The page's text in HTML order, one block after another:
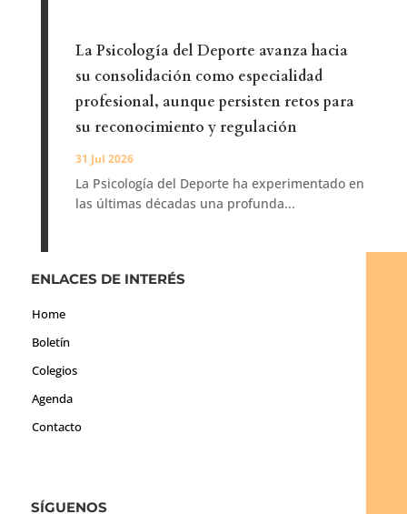
La Psicología del Deporte avanza hacia
su consolidación como especialidad
profesional, aunque persisten retos para
su reconocimiento y regulación
31 Jul 2026
La Psicología del Deporte ha experimentado en
las últimas décadas una profunda...
ENLACES DE INTERÉS
Home
Boletín
Colegios
Agenda
Contacto
SÍGUENOS